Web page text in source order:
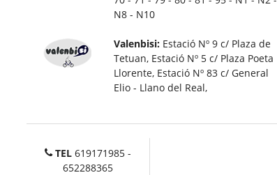
N8 - N10
Valenbisi: Estació Nº 9 c/ Plaza de
Tetuan, Estació Nº 5 c/ Plaza Poeta
Llorente, Estació Nº 83 c/ General
Elio - Llano del Real,
TEL 619171985 -
652288365